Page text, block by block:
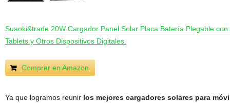
Suaoki&trade 20W Cargador Panel Solar Placa Batería Plegable
Tablets y Otros Dispositivos Digitales.
Comprar en Amazon
Ya que logramos reunir los mejores cargadores solares para